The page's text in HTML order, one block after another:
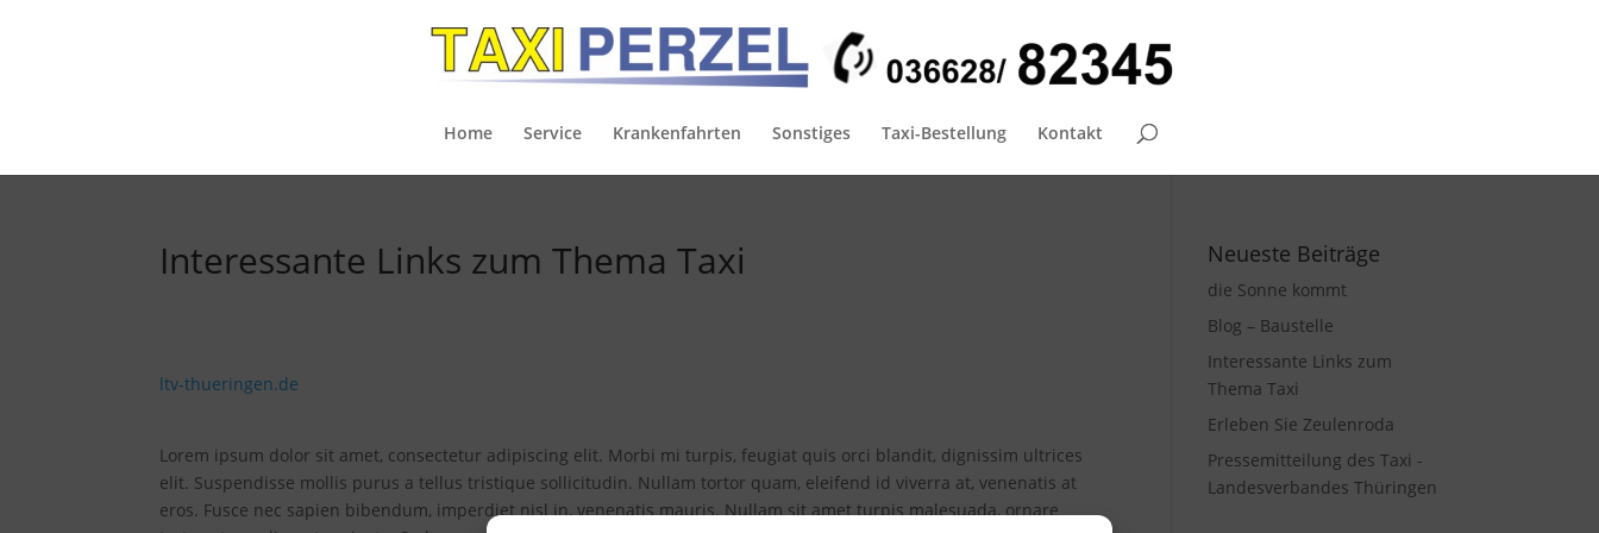
Home Service Krankenfahrten Sonstiges Taxi-Bestellung Kontakt
Interessante Links zum Thema Taxi
ltv-thueringen.de
Lorem ipsum dolor sit amet, consectetur adipiscing elit. Morbi mi turpis, feugiat quis orci blandit, dignissim ultrices
elit. Suspendisse mollis purus a tellus tristique sollicitudin. Nullam tortor quam, eleifend id viverra at, venenatis at
eros. Fusce nec sapien bibendum, imperdiet nisl in, venenatis mauris. Nullam sit amet turpis malesuada, ornare
Neueste Beiträge
die Sonne kommt
Blog – Baustelle
Interessante Links zum
Thema Taxi
Erleben Sie Zeulenroda
Pressemitteilung des Taxi -
Landesverbandes Thüringen